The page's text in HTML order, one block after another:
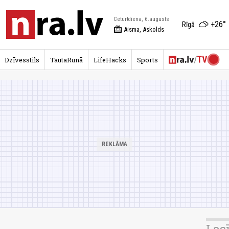
Ceturtdiena, 6.augusts
redeem Aisma, Askolds
Rīgā +26°
Dzīvesstils TautaRunā LifeHacks Sports